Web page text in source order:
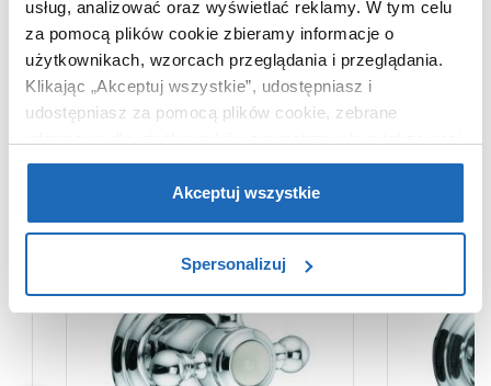
usług, analizować oraz wyświetlać reklamy. W tym celu
za pomocą plików cookie zbieramy informacje o
użytkownikach, wzorcach przeglądania i przeglądania.
Klikając „Akceptuj wszystkie”, udostępniasz i
udostępniasz za pomocą plików cookie, zebrane
partnerzy reklamowi.Jeśli chcesz, włącz „Tylko
wymagane pliki cookie”.Pamiętaj jednak, że
zablokowane niektóre pliki cookie mogą mieć wpływ na
Aby uzyskać więcej informacji na temat plików plików
cookie, kliknij „Ustawienia plików cookie”.
Jeśli chcesz
uzyskać więcej informacji na temat plików cookie i tego,
Akceptuj wszystkie
Spersonalizuj
Dane producenta
Zobacz
WARTO DOKUPIĆ